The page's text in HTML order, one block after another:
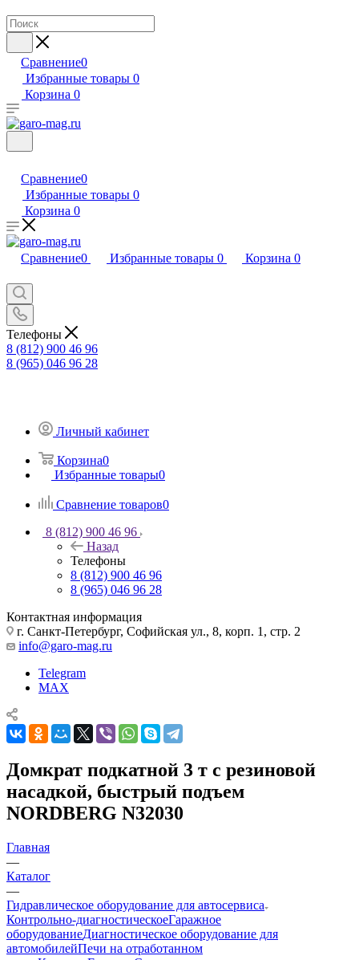
Сравнение0
Избранные товары 0
Корзина 0
Сравнение0
Избранные товары 0
Корзина 0
Сравнение0 Избранные товары 0 Корзина 0
Телефоны
8 (812) 900 46 96
8 (965) 046 96 28
Личный кабинет
Корзина0
Избранные товары0
Сравнение товаров0
8 (812) 900 46 96
Назад
Телефоны
8 (812) 900 46 96
8 (965) 046 96 28
Контактная информация
г. Санкт-Петербург, Софийская ул., 8, корп. 1, стр. 2
info@garo-mag.ru
Telegram
MAX
Домкрат подкатной 3 т с резиновой
насадкой, быстрый подъем
NORDBERG N32030
Главная
—
Каталог
—
Гидравлическое оборудование для автосервиса
Контрольно-диагностическоеГаражное
оборудованиеДиагностическое оборудование для
автомобилейПечи на отработанном